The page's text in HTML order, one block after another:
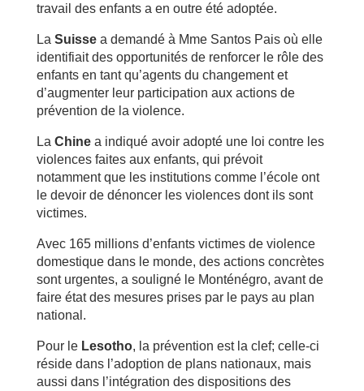
travail des enfants a en outre été adoptée.
La Suissea demandé à Mme Santos Pais où elle
identifiait des opportunités de renforcer le rôle des
enfants en tant qu’agents du changement et
d’augmenter leur participation aux actions de
prévention de la violence.
La Chinea indiqué avoir adopté une loi contre les
violences faites aux enfants, qui prévoit
notamment que les institutions comme l’école ont
le devoir de dénoncer les violences dont ils sont
victimes.
Avec 165 millions d’enfants victimes de violence
domestique dans le monde, des actions concrètes
sont urgentes, a souligné le Monténégro, avant de
faire état des mesures prises par le pays au plan
national.
Pour le Lesotho, la prévention est la clef; celle-ci
réside dans l’adoption de plans nationaux, mais
aussi dans l’intégration des dispositions des